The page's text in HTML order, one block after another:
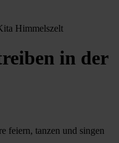
Himmelszelt
in der
feiern, tanzen und singen